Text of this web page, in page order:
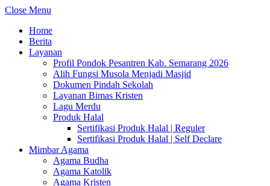
Close Menu
Home
Berita
Layanan
Profil Pondok Pesantren Kab. Semarang 2026
Alih Fungsi Musola Menjadi Masjid
Dokumen Pindah Sekolah
Layanan Bimas Kristen
Lagu Merdu
Produk Halal
Sertifikasi Produk Halal | Reguler
Sertifikasi Produk Halal | Self Declare
Mimbar Agama
Agama Budha
Agama Katolik
Agama Kristen